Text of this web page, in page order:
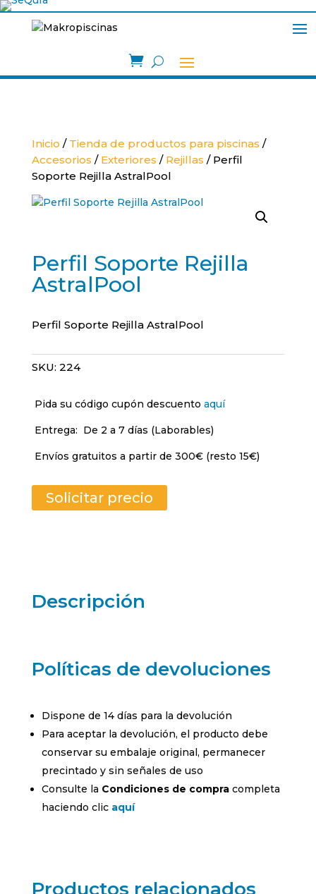

Inicio / Tienda de productos para piscinas /
Accesorios / Exteriores / Rejillas / Perfil
Soporte Rejilla AstralPool
Perfil Soporte Rejilla
AstralPool
Perfil Soporte Rejilla AstralPool
SKU: 224
Pida su código cupón descuento aquí
Entrega: De 2 a 7 días (Laborables)
Envíos gratuitos a partir de 300€ (resto 15€)
Solicitar precio
Descripción
Políticas de devoluciones
Dispone de 14 días para la devolución
Para aceptar la devolución, el producto debe
conservar su embalaje original, permanecer
precintado y sin señales de uso
Consulte la Condiciones de compracompleta
haciendo clic aquí
Productos relacionados